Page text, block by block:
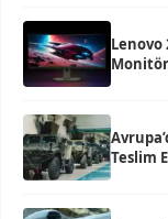
Lenovo
Teslim